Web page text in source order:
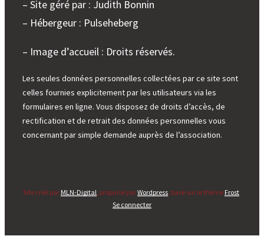
– Site géré par : Judith Bonnin
– Hébergeur : Pulseheberg
– Image d’accueil : Droits réservés.
Les seules données personnelles collectées par ce site sont
celles fournies explicitement par les utilisateurs via les
formulaires en ligne. Vous disposez de droits d’accès, de
rectification et de retrait des données personnelles vous
concernant par simple demande auprès de l’association.
Site créé par MLN-Digital , propulsé parWordpress , basé sur le thème Frost.
Se connecter